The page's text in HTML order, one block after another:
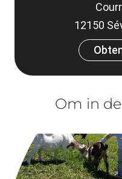
12150
Om in